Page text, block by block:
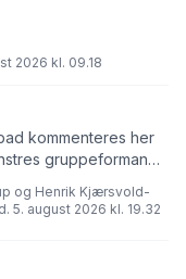
2026 kl. 09.18
kommenteres her
gruppeformand
og Henrik Kjærsvold-
5. august 2026 kl. 19.32